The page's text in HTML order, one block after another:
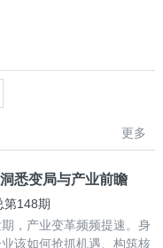
更多
悉变局与产业前瞻
第148期
，产业变革频频提速。身
该如何抢抓机遇、构筑核